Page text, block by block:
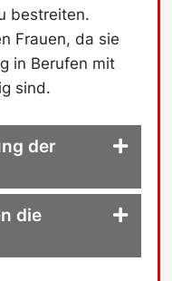
bestreiten.
Frauen, da sie
in Berufen mit
sind.
der
die